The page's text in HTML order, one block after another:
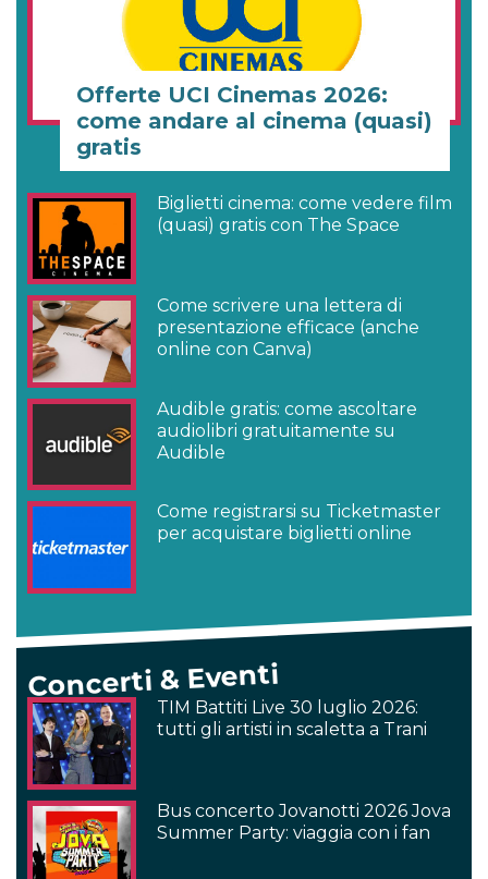
Offerte UCI Cinemas 2026:
come andare al cinema (quasi)
gratis
Biglietti cinema: come vedere film
(quasi) gratis con The Space
Come scrivere una lettera di
presentazione efficace (anche
online con Canva)
Audible gratis: come ascoltare
audiolibri gratuitamente su
Audible
Come registrarsi su Ticketmaster
per acquistare biglietti online
Concerti & Eventi
TIM Battiti Live 30 luglio 2026:
tutti gli artisti in scaletta a Trani
Bus concerto Jovanotti 2026 Jova
Summer Party: viaggia con i fan